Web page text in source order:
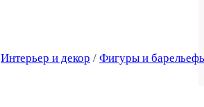
Интерьер и декор / Фигуры и